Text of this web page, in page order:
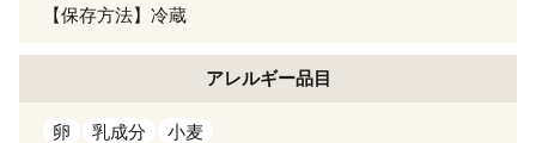
【保存方法】冷蔵
アレルギー品目
卵 乳成分 小麦